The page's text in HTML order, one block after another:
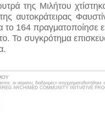
της Μιλήτου
αυτοκράτειρας
το 164 πραγματοποίησε
Το συγκρότημα
οι αόρατες διαδρομές»
ARCHIMED COMMUNITY INITIATIVE